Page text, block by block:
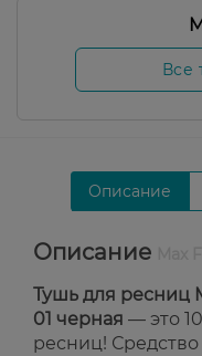
Все
Описание
Описание
Тушь для ресниц
01 черная — это
ресниц!